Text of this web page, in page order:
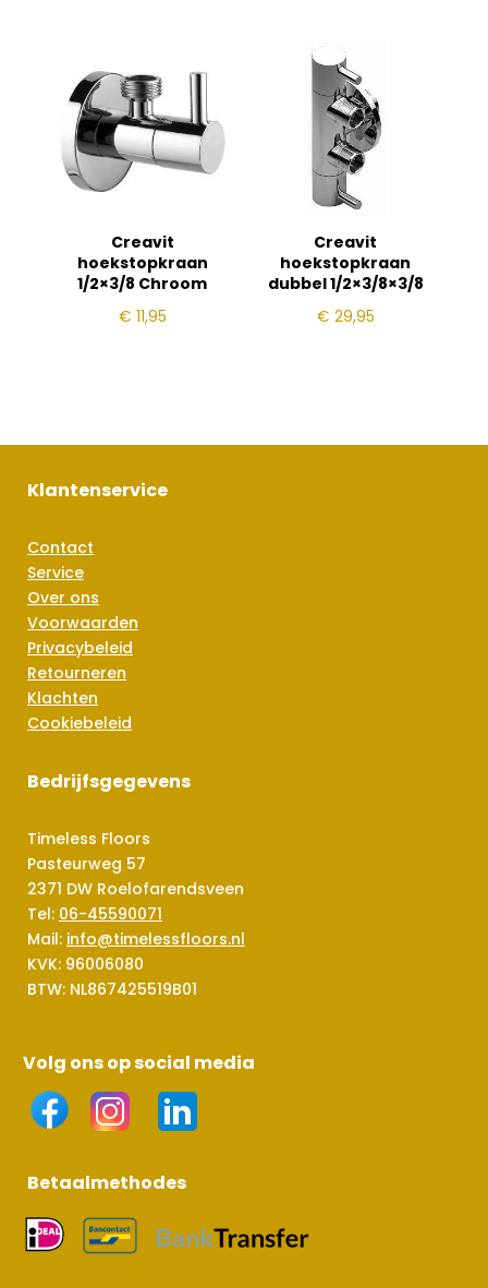
Creavit
hoekstopkraan
1/2×3/8 Chroom
€ 11,95
Creavit
hoekstopkraan
dubbel 1/2×3/8×3/8
€ 29,95
Klantenservice
Contact
Service
Over ons
Voorwaarden
Privacybeleid
Retourneren
Klachten
Cookiebeleid
Bedrijfsgegevens
Timeless Floors
Pasteurweg 57
2371 DW Roelofarendsveen
Tel: 06-45590071
Mail: info@timelessfloors.nl
KVK: 96006080
BTW: NL867425519B01
Volg ons op social media
Betaalmethodes